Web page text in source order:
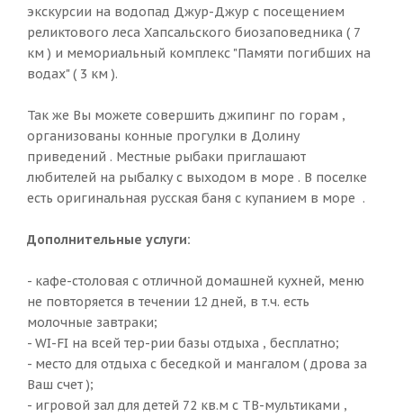
экскурсии на водопад Джур-Джур с посещением
реликтового леса Хапсальского биозаповедника ( 7
км ) и мемориальный комплекс "Памяти погибших на
водах" ( 3 км ).
Так же Вы можете совершить джипинг по горам ,
организованы конные прогулки в Долину
приведений . Местные рыбаки приглашают
любителей на рыбалку с выходом в море . В поселке
есть оригинальная русская баня с купанием в море .
Дополнительные услуги:
- кафе-столовая с отличной домашней кухней, меню
не повторяется в течении 12 дней, в т.ч. есть
молочные завтраки;
- WI-FI на всей тер-рии базы отдыха , бесплатно;
- место для отдыха с беседкой и мангалом ( дрова за
Ваш счет );
- игровой зал для детей 72 кв.м с ТВ-мультиками ,